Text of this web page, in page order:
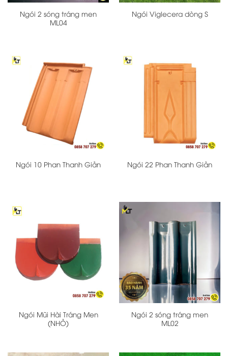
Ngói 2 sóng tráng men
ML04
Ngói Viglecera dòng S
Ngói 10 Phan Thanh Giản Ngói 22 Phan Thanh Giản
Ngói Mũi Hài Tráng Men
(NHỎ)
Ngói 2 sóng tráng men
ML02